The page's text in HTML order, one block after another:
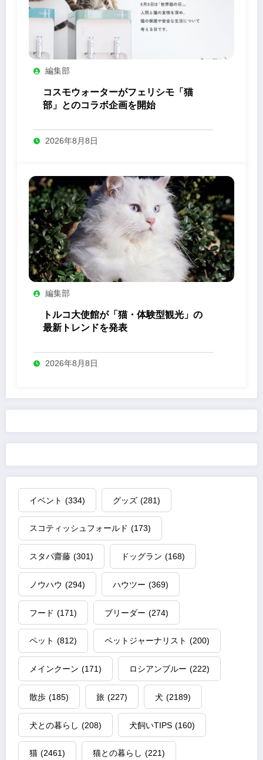
編集部
コスモウォーターがフェリシモ「猫
部」とのコラボ企画を開始
2026年8月8日
編集部
トルコ大使館が「猫・体験型観光」の
最新トレンドを発表
2026年8月8日
イベント (334) グッズ (281)
スコティッシュフォールド (173)
スタパ齋藤 (301) ドッグラン (168)
ノウハウ (294) ハウツー (369)
フード (171) ブリーダー (274)
ペット (812) ペットジャーナリスト (200)
メインクーン (171) ロシアンブルー (222)
散歩 (185) 旅 (227) 犬 (2189)
犬との暮らし (208) 犬飼いTIPS (160)
猫 (2461) 猫との暮らし (221)